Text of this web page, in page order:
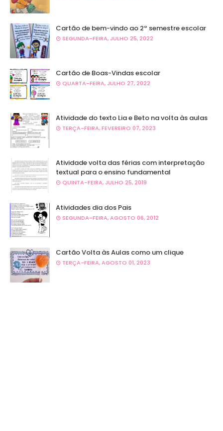
Cartão de bem-vindo ao 2º semestre escolar
SEGUNDA-FEIRA, JULHO 25, 2022
Cartão de Boas-Vindas escolar
QUARTA-FEIRA, JULHO 27, 2022
Atividade do texto Lia e Beto na volta às aulas
TERÇA-FEIRA, FEVEREIRO 07, 2023
Atividade volta das férias com interpretação
textual para o ensino fundamental
QUINTA-FEIRA, JULHO 25, 2019
Atividades dia dos Pais
SEGUNDA-FEIRA, AGOSTO 06, 2012
Cartão Volta às Aulas como um clique
TERÇA-FEIRA, AGOSTO 01, 2023